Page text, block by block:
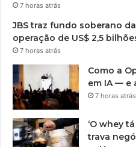
7 horas atrás
JBS traz fundo soberano
operação de US$ 2,5
7 horas atrás
Como a
em IA — e
7 horas atrás
‘O whey
trava